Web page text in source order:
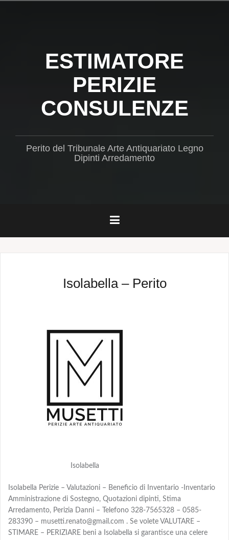
ESTIMATORE
PERIZIE
CONSULENZE
Perito del Tribunale Arte Antiquariato Legno
Dipinti Arredamento
Isolabella – Perito
Isolabella
Isolabella Perizie – Valutazioni – Beneficio di Inventario -Inventario
Amministrazione di Sostegno, Quotazioni dipinti, Stima
Arredamento, Perizia Danni – Telefono 328-7565328 – 0585-
283390 – musetti.renato@gmail.com . Se volete VALUTARE –
STIMARE – PERIZIARE beni a Isolabella si garantisce una celere